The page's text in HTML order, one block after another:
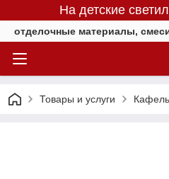
На детские
отделочные материалы,
Товары и услуги